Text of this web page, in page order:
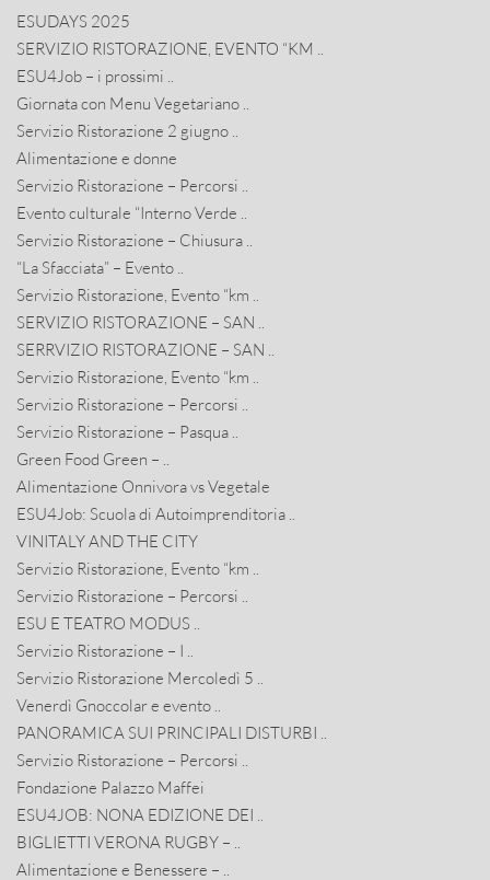
ESUDAYS 2025
SERVIZIO RISTORAZIONE, EVENTO “KM ..
ESU4Job – i prossimi ..
Giornata con Menu Vegetariano ..
Servizio Ristorazione 2 giugno ..
Alimentazione e donne
Servizio Ristorazione – Percorsi ..
Evento culturale “Interno Verde ..
Servizio Ristorazione – Chiusura ..
“La Sfacciata” – Evento ..
Servizio Ristorazione, Evento “km ..
SERVIZIO RISTORAZIONE – SAN ..
SERRVIZIO RISTORAZIONE – SAN ..
Servizio Ristorazione, Evento “km ..
Servizio Ristorazione – Percorsi ..
Servizio Ristorazione – Pasqua ..
Green Food Green – ..
Alimentazione Onnivora vs Vegetale
ESU4Job: Scuola di Autoimprenditoria ..
VINITALY AND THE CITY
Servizio Ristorazione, Evento “km ..
Servizio Ristorazione – Percorsi ..
ESU E TEATRO MODUS ..
Servizio Ristorazione – I ..
Servizio Ristorazione Mercoledì 5 ..
Venerdì Gnoccolar e evento ..
PANORAMICA SUI PRINCIPALI DISTURBI ..
Servizio Ristorazione – Percorsi ..
Fondazione Palazzo Maffei
ESU4JOB: NONA EDIZIONE DEI ..
BIGLIETTI VERONA RUGBY – ..
Alimentazione e Benessere – ..